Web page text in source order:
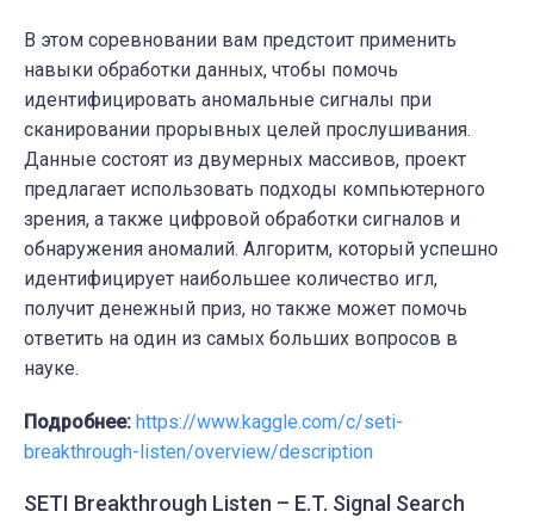
В этом соревновании вам предстоит применить
навыки обработки данных, чтобы помочь
идентифицировать аномальные сигналы при
сканировании прорывных целей прослушивания.
Данные состоят из двумерных массивов, проект
предлагает использовать подходы компьютерного
зрения, а также цифровой обработки сигналов и
обнаружения аномалий. Алгоритм, который успешно
идентифицирует наибольшее количество игл,
получит денежный приз, но также может помочь
ответить на один из самых больших вопросов в
науке.
Подробнее: https://www.kaggle.com/c/seti-
breakthrough-listen/overview/description
SETI Breakthrough Listen – E.T. Signal Search